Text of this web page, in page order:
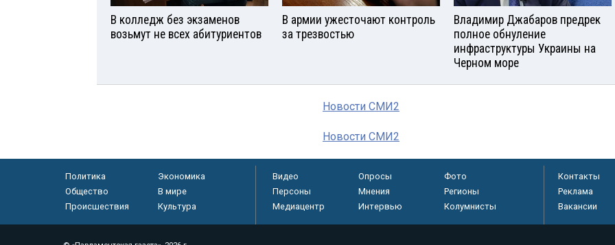
В колледж без экзаменов
возьмут не всех абитуриентов
В армии ужесточают контроль
за трезвостью
Владимир Джабаров предрек
полное обнуление
инфраструктуры Украины на
Черном море
Новости СМИ2
Новости СМИ2
Политика
Экономика
Общество
В мире
Происшествия
Культура
Видео Опросы
Фото
Персоны
Мнения
Регионы
Медиацентр
Интервью Колумнисты
Контакты
Реклама
Вакансии